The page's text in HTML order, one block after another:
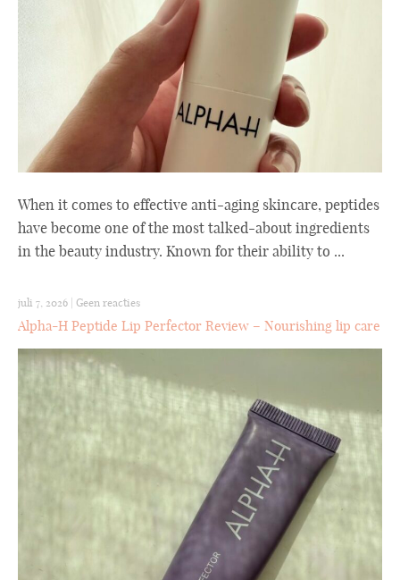
When it comes to effective anti-aging skincare, peptides
have become one of the most talked-about ingredients
in the beauty industry. Known for their ability to ...
juli 7, 2026 | Geen reacties
Alpha-H Peptide Lip Perfector Review – Nourishing lip care